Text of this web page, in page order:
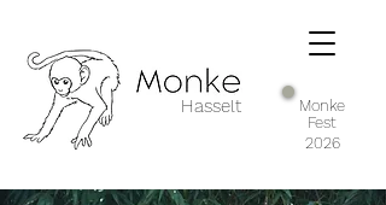
Hasselt
Monke
Fest
2026